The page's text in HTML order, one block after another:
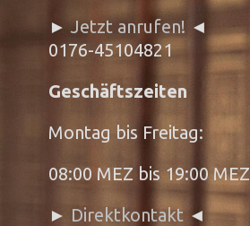
►Jetzt anrufen! ◄
0176-45104821
Geschäftszeiten
Montag bis Freitag:
08:00 MEZ bis 19:00 MEZ
► Direktkontakt ◄